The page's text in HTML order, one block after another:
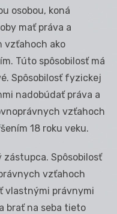
osobou, koná
mať práva a
vzťahoch ako
Túto spôsobilosť má
Spôsobilosť fyzickej
nadobúdať práva a
vzťahoch
18 roku veku.
Spôsobilosť
vzťahoch
vlastnými právnymi
brať na seba tieto